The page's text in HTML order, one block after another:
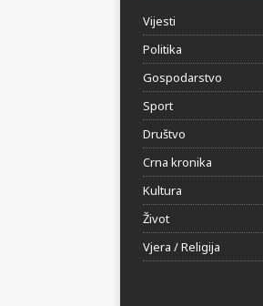
Vijesti
Politika
Gospodarstvo
Sport
Društvo
Crna kronika
Kultura
Život
Vjera / Religija